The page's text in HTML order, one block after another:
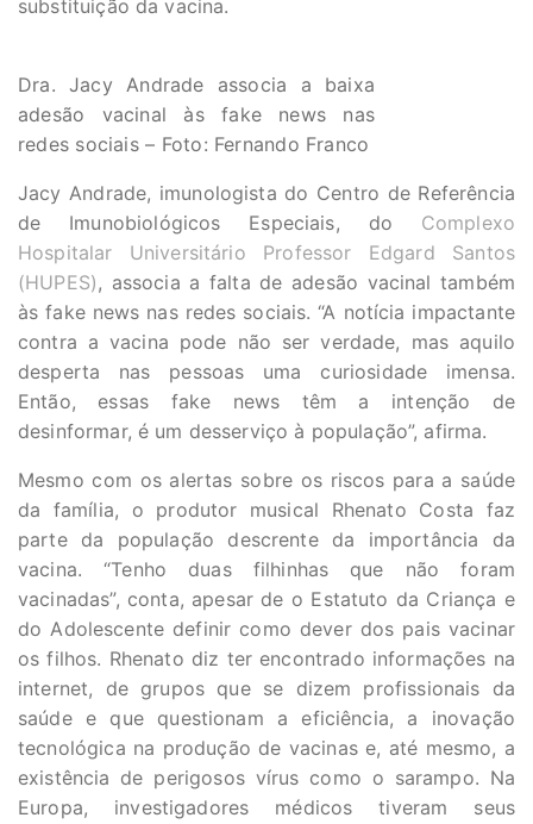
substituição da vacina.
Dra. Jacy Andrade associa a baixa
adesão vacinal às fake news nas
redes sociais – Foto: Fernando Franco
Jacy Andrade, imunologista do Centro de Referência
de Imunobiológicos Especiais, do Complexo
Hospitalar Universitário Professor Edgard Santos
(HUPES), associa a falta de adesão vacinal também
às fake news nas redes sociais. “A notícia impactante
contra a vacina pode não ser verdade, mas aquilo
desperta nas pessoas uma curiosidade imensa.
Então, essas fake news têm a intenção de
desinformar, é um desserviço à população”, afirma.
Mesmo com os alertas sobre os riscos para a saúde
da família, o produtor musical Rhenato Costa faz
parte da população descrente da importância da
vacina. “Tenho duas filhinhas que não foram
vacinadas”, conta, apesar de o Estatuto da Criança e
do Adolescente definir como dever dos pais vacinar
os filhos. Rhenato diz ter encontrado informações na
internet, de grupos que se dizem profissionais da
saúde e que questionam a eficiência, a inovação
tecnológica na produção de vacinas e, até mesmo, a
existência de perigosos vírus como o sarampo. Na
Europa, investigadores médicos tiveram seus